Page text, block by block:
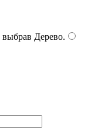
выбрав Дерево.